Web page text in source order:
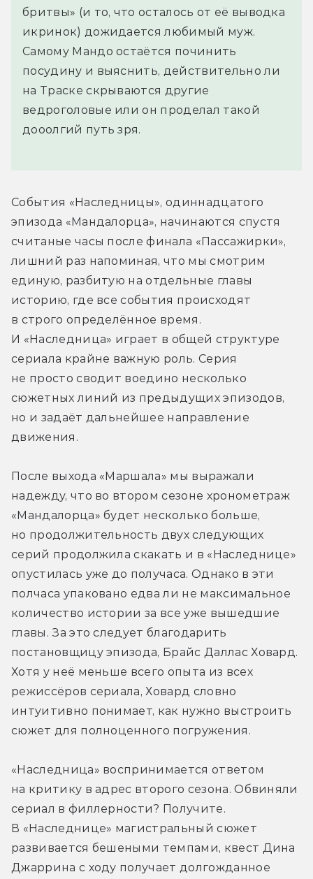
бритвы» (и то, что осталось от её выводка
икринок) дожидается любимый муж.
Самому Мандо остаётся починить
посудину и выяснить, действительно ли
на Траске скрываются другие
ведроголовые или он проделал такой
дооолгий путь зря.
События «Наследницы», одиннадцатого
эпизода «Мандалорца», начинаются спустя
считаные часы после финала «Пассажирки»,
лишний раз напоминая, что мы смотрим
единую, разбитую на отдельные главы
историю, где все события происходят
в строго определённое время.
И «Наследница» играет в общей структуре
сериала крайне важную роль. Серия
не просто сводит воедино несколько
сюжетных линий из предыдущих эпизодов,
но и задаёт дальнейшее направление
движения.
После выхода «Маршала» мы выражали
надежду, что во втором сезоне хронометраж
«Мандалорца» будет несколько больше,
но продолжительность двух следующих
серий продолжила скакать и в «Наследнице»
опустилась уже до получаса. Однако в эти
полчаса упаковано едва ли не максимальное
количество истории за все уже вышедшие
главы. За это следует благодарить
постановщицу эпизода, Брайс Даллас Ховард.
Хотя у неё меньше всего опыта из всех
режиссёров сериала, Ховард словно
интуитивно понимает, как нужно выстроить
сюжет для полноценного погружения.
«Наследница» воспринимается ответом
на критику в адрес второго сезона. Обвиняли
сериал в филлерности? Получите.
В «Наследнице» магистральный сюжет
развивается бешеными темпами, квест Дина
Джаррина с ходу получает долгожданное